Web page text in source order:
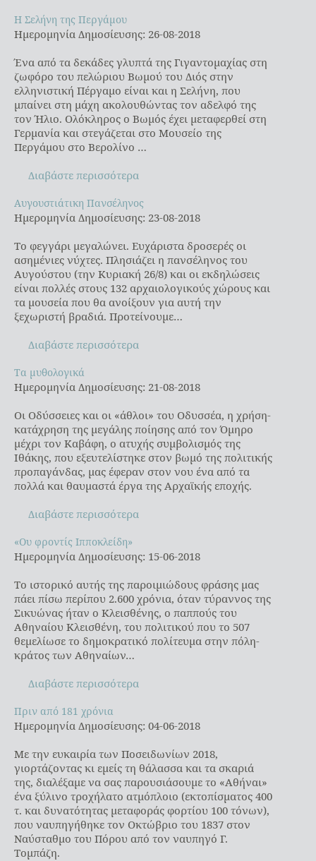
Η Σελήνη της Περγάμου
Η Σελήνη της Περγάμου
Ημερομηνία Δημοσίευσης: 26-08-2018
Ένα από τα δεκάδες γλυπτά της Γιγαντομαχίας στη
ζωφόρο του πελώριου Βωμού του Διός στην
ελληνιστική Πέργαμο είναι και η Σελήνη, που
μπαίνει στη μάχη ακολουθώντας τον αδελφό της
τον Ήλιο. Ολόκληρος ο Βωμός έχει μεταφερθεί στη
Γερμανία και στεγάζεται στο Μουσείο της
Περγάμου στο Βερολίνο …
Διαβάστε περισσότερα
Αυγουστιάτικη Πανσέληνος
Αυγουστιάτικη Πανσέληνος
Ημερομηνία Δημοσίευσης: 23-08-2018
Το φεγγάρι μεγαλώνει. Ευχάριστα δροσερές οι
ασημένιες νύχτες. Πλησιάζει η πανσέληνος του
Αυγούστου (την Κυριακή 26/8) και οι εκδηλώσεις
είναι πολλές στους 132 αρχαιολογικούς χώρους και
τα μουσεία που θα ανοίξουν για αυτή την
ξεχωριστή βραδιά. Προτείνουμε…
Διαβάστε περισσότερα
Τα μυθολογικά
Τα μυθολογικά
Ημερομηνία Δημοσίευσης: 21-08-2018
Οι Οδύσσειες και οι «άθλοι» του Οδυσσέα, η χρήση-
κατάχρηση της μεγάλης ποίησης από τον Όμηρο
μέχρι τον Καβάφη, ο ατυχής συμβολισμός της
Ιθάκης, που εξευτελίστηκε στον βωμό της πολιτικής
προπαγάνδας, μας έφεραν στον νου ένα από τα
πολλά και θαυμαστά έργα της Αρχαϊκής εποχής.
Διαβάστε περισσότερα
«Ου φροντίς Ιπποκλείδη»
«Ου φροντίς Ιπποκλείδη»
Ημερομηνία Δημοσίευσης: 15-06-2018
Το ιστορικό αυτής της παροιμιώδους φράσης μας
πάει πίσω περίπου 2.600 χρόνια, όταν τύραννος της
Σικυώνας ήταν ο Κλεισθένης, ο παππούς του
Αθηναίου Κλεισθένη, του πολιτικού που το 507
θεμελίωσε το δημοκρατικό πολίτευμα στην πόλη-
κράτος των Αθηναίων…
Διαβάστε περισσότερα
Πριν από 181 χρόνια
Πριν από 181 χρόνια
Ημερομηνία Δημοσίευσης: 04-06-2018
Με την ευκαιρία των Ποσειδωνίων 2018,
γιορτάζοντας κι εμείς τη θάλασσα και τα σκαριά
της, διαλέξαμε να σας παρουσιάσουμε το «Αθήναι»
ένα ξύλινο τροχήλατο ατμόπλοιο (εκτοπίσματος 400
τ. και δυνατότητας μεταφοράς φορτίου 100 τόνων),
που ναυπηγήθηκε τον Οκτώβριο του 1837 στον
Ναύσταθμο του Πόρου από τον ναυπηγό Γ.
Τομπάζη.